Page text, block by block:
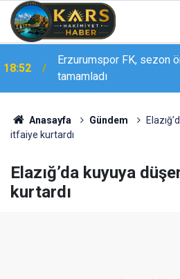
18:52
Erzurumspor FK, sezon
tamamladı
Anasayfa Gündem
itfaiye kurtardı
Elazığ’da kuyuya
kurtardı